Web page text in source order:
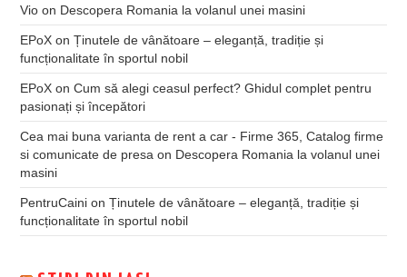
Vio on Descopera Romania la volanul unei masini
EPoX onȚinutele de vânătoare – eleganță, tradiție și
funcționalitate în sportul nobil
EPoX onCum să alegi ceasul perfect? Ghidul complet pentru
pasionați și începători
Cea mai buna varianta de rent a car - Firme 365, Catalog firme
si comunicate de presa on Descopera Romania la volanul unei
masini
PentruCaini onȚinutele de vânătoare – eleganță, tradiție și
funcționalitate în sportul nobil